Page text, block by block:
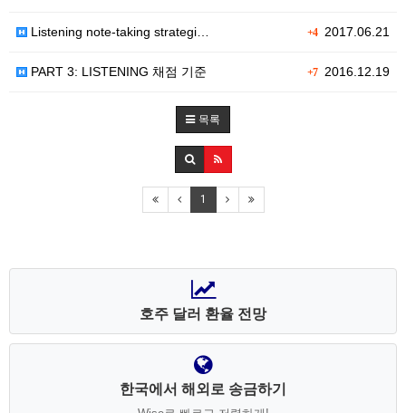
+42017.06.21
Listening note-taking strategi…
+72016.12.19
PART 3: LISTENING 채점 기준
목록
1
호주 달러 환율 전망
한국에서 해외로 송금하기